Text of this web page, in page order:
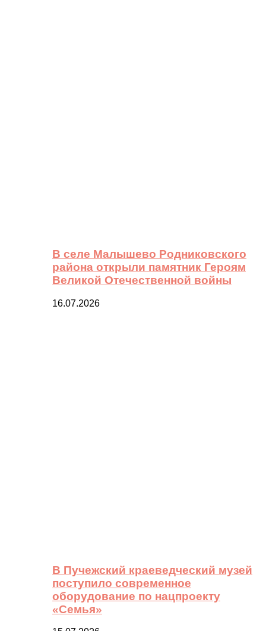
В селе Малышево Родниковского
района открыли памятник Героям
Великой Отечественной войны
16.07.2026
В Пучежский краеведческий музей
поступило современное
оборудование по нацпроекту
«Семья»